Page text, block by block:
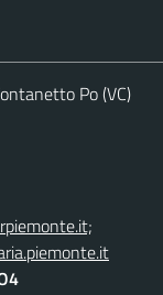
Po (VC)